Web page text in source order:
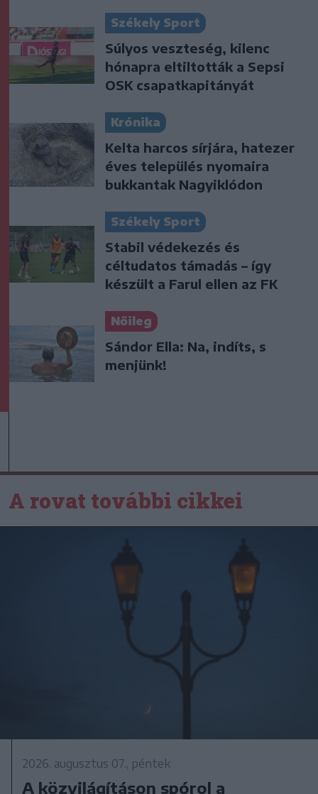
Székely Sport
Súlyos veszteség, kilenc
hónapra eltiltották a Sepsi
OSK csapatkapitányát
Krónika
Kelta harcos sírjára, hatezer
éves település nyomaira
bukkantak Nagyiklódon
Székely Sport
Stabil védekezés és
céltudatos támadás – így
készült a Farul ellen az FK
Nőileg
Sándor Ella: Na, indíts, s
menjünk!
A rovat további cikkei
2026. augusztus 07., péntek
A közvilágításon spórol a